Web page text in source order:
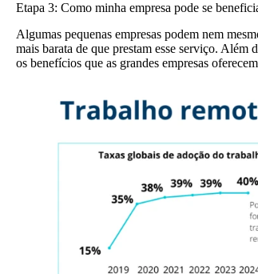
Etapa 3: Como minha empresa pode se
Algumas pequenas empresas podem nem
mais barata de que prestam esse serviço. Além
os benefícios que as grandes empresas